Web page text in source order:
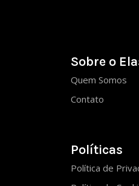
Sobre o
Quem Somos
Contato
Políticas
Política de